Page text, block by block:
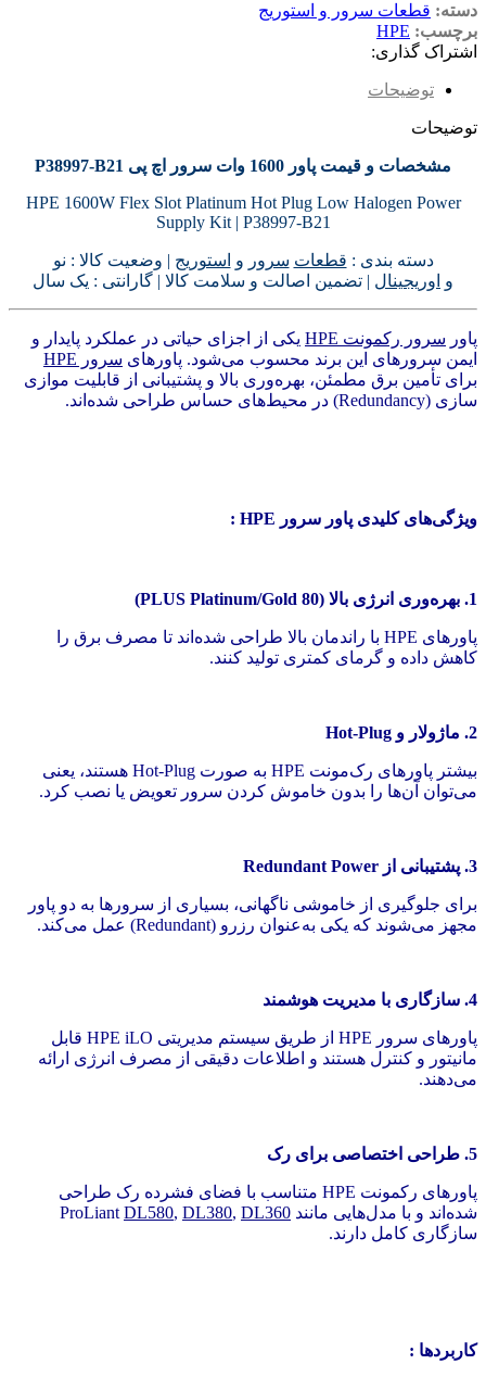
دسته: قطعات سرور و استوریج
برچسب: HPE
اشتراک گذاری:
توضیحات
توضیحات
مشخصات و قیمت پاور 1600 وات سرور اچ پی P38997-B21
HPE 1600W Flex Slot Platinum Hot Plug Low Halogen Power
Supply Kit | P38997-B21
دسته بندی : قطعات سرور و استوریج | وضعیت کالا : نو
و اوریجینال | تضمین اصالت و سلامت کالا | گارانتی : یک سال
پاور سرور رکمونت HPE
یکی از اجزای حیاتی در عملکرد پایدار و
ایمن سرورهای این برند محسوب می‌شود. پاورهای سرور HPE
برای تأمین برق مطمئن، بهره‌وری بالا و پشتیبانی از قابلیت موازی
سازی (Redundancy) در محیط‌های حساس طراحی شده‌اند.
ویژگی‌های کلیدی پاور سرور HPE :
1. بهره‌وری انرژی بالا (80 PLUS Platinum/Gold)
پاورهای HPE با راندمان بالا طراحی شده‌اند تا مصرف برق را
کاهش داده و گرمای کمتری تولید کنند.
2. ماژولار و Hot-Plug
بیشتر پاورهای رک‌مونت HPE به صورت Hot-Plug هستند، یعنی
می‌توان آن‌ها را بدون خاموش کردن سرور تعویض یا نصب کرد.
3. پشتیبانی از Redundant Power
برای جلوگیری از خاموشی ناگهانی، بسیاری از سرورها به دو پاور
مجهز می‌شوند که یکی به‌عنوان رزرو (Redundant) عمل می‌کند.
4. سازگاری با مدیریت هوشمند
پاورهای سرور HPE از طریق سیستم مدیریتی HPE iLO قابل
مانیتور و کنترل هستند و اطلاعات دقیقی از مصرف انرژی ارائه
می‌دهند.
5. طراحی اختصاصی برای رک
پاورهای رکمونت HPE متناسب با فضای فشرده رک طراحی
شده‌اند و با مدل‌هایی مانند ProLiant
DL580, DL380, DL360
سازگاری کامل دارند.
کاربردها :